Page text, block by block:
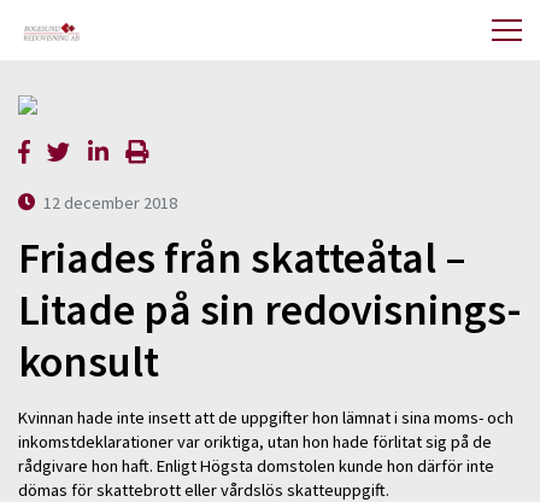
12 december 2018
Friades från skatteåtal –
Litade på sin redovisnings-
konsult
Kvinnan hade inte insett att de uppgifter hon lämnat i sina moms- och
inkomstdeklarationer var oriktiga, utan hon hade förlitat sig på de
rådgivare hon haft. Enligt Högsta domstolen kunde hon därför inte
dömas för skattebrott eller vårdslös skatteuppgift.